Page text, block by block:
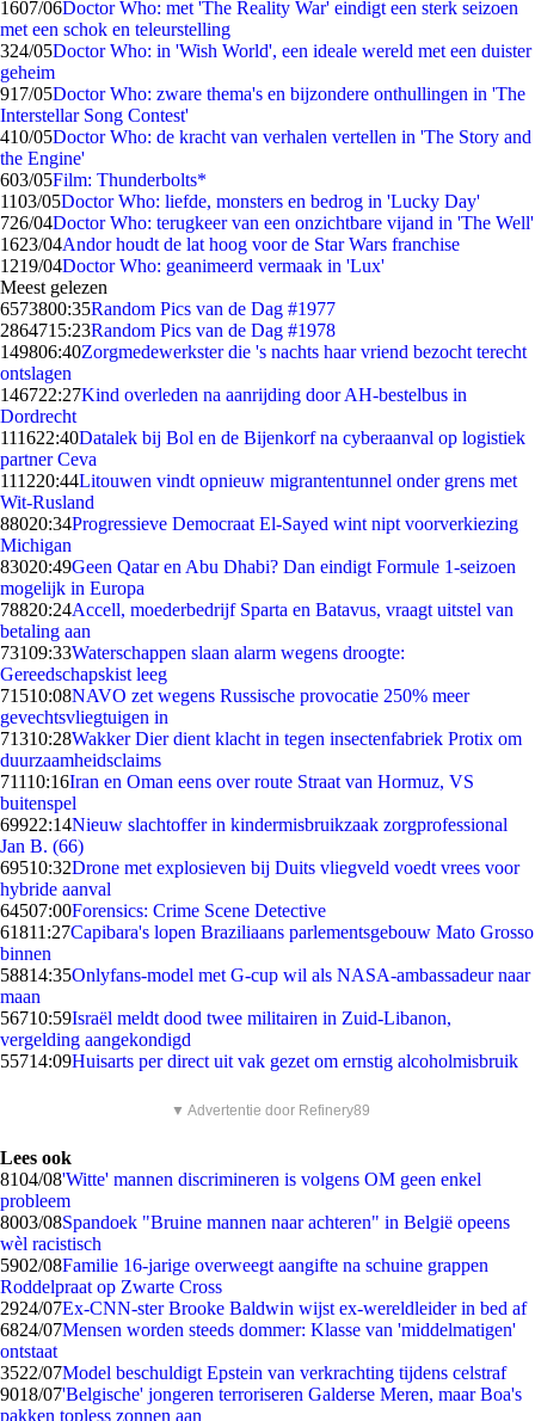
1607/06Doctor Who: met 'The Reality War' eindigt een sterk seizoen
met een schok en teleurstelling
324/05Doctor Who: in 'Wish World', een ideale wereld met een duister
geheim
917/05Doctor Who: zware thema's en bijzondere onthullingen in 'The
Interstellar Song Contest'
410/05Doctor Who: de kracht van verhalen vertellen in 'The Story and
the Engine'
603/05Film: Thunderbolts*
1103/05Doctor Who: liefde, monsters en bedrog in 'Lucky Day'
726/04Doctor Who: terugkeer van een onzichtbare vijand in 'The Well'
1623/04Andor houdt de lat hoog voor de Star Wars franchise
1219/04Doctor Who: geanimeerd vermaak in 'Lux'
Meest gelezen
6573800:35Random Pics van de Dag #1977
2864715:23Random Pics van de Dag #1978
149806:40Zorgmedewerkster die 's nachts haar vriend bezocht terecht
ontslagen
146722:27Kind overleden na aanrijding door AH-bestelbus in
Dordrecht
111622:40Datalek bij Bol en de Bijenkorf na cyberaanval op logistiek
partner Ceva
111220:44Litouwen vindt opnieuw migrantentunnel onder grens met
Wit-Rusland
88020:34Progressieve Democraat El-Sayed wint nipt voorverkiezing
Michigan
83020:49Geen Qatar en Abu Dhabi? Dan eindigt Formule 1-seizoen
mogelijk in Europa
78820:24Accell, moederbedrijf Sparta en Batavus, vraagt uitstel van
betaling aan
73109:33Waterschappen slaan alarm wegens droogte:
Gereedschapskist leeg
71510:08NAVO zet wegens Russische provocatie 250% meer
gevechtsvliegtuigen in
71310:28Wakker Dier dient klacht in tegen insectenfabriek Protix om
duurzaamheidsclaims
71110:16Iran en Oman eens over route Straat van Hormuz, VS
buitenspel
69922:14Nieuw slachtoffer in kindermisbruikzaak zorgprofessional
Jan B. (66)
69510:32Drone met explosieven bij Duits vliegveld voedt vrees voor
hybride aanval
64507:00Forensics: Crime Scene Detective
61811:27Capibara's lopen Braziliaans parlementsgebouw Mato Grosso
binnen
58814:35Onlyfans-model met G-cup wil als NASA-ambassadeur naar
maan
56710:59Israël meldt dood twee militairen in Zuid-Libanon,
vergelding aangekondigd
55714:09Huisarts per direct uit vak gezet om ernstig alcoholmisbruik
▼ Advertentie door Refinery89
Lees ook
8104/08'Witte' mannen discrimineren is volgens OM geen enkel
probleem
8003/08Spandoek "Bruine mannen naar achteren" in België opeens
wèl racistisch
5902/08Familie 16-jarige overweegt aangifte na schuine grappen
Roddelpraat op Zwarte Cross
2924/07Ex-CNN-ster Brooke Baldwin wijst ex-wereldleider in bed af
6824/07Mensen worden steeds dommer: Klasse van 'middelmatigen'
ontstaat
3522/07Model beschuldigt Epstein van verkrachting tijdens celstraf
9018/07'Belgische' jongeren terroriseren Galderse Meren, maar Boa's
pakken topless zonnen aan